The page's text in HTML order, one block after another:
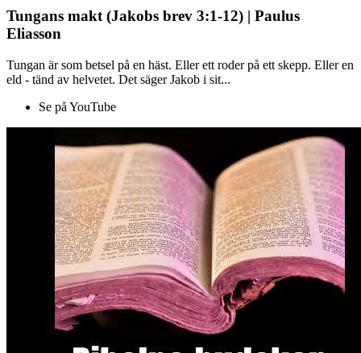
Tungans makt (Jakobs brev 3:1-12) | Paulus
Eliasson
Tungan är som betsel på en häst. Eller ett roder på ett skepp. Eller en
eld - tänd av helvetet. Det säger Jakob i sit...
Se på YouTube